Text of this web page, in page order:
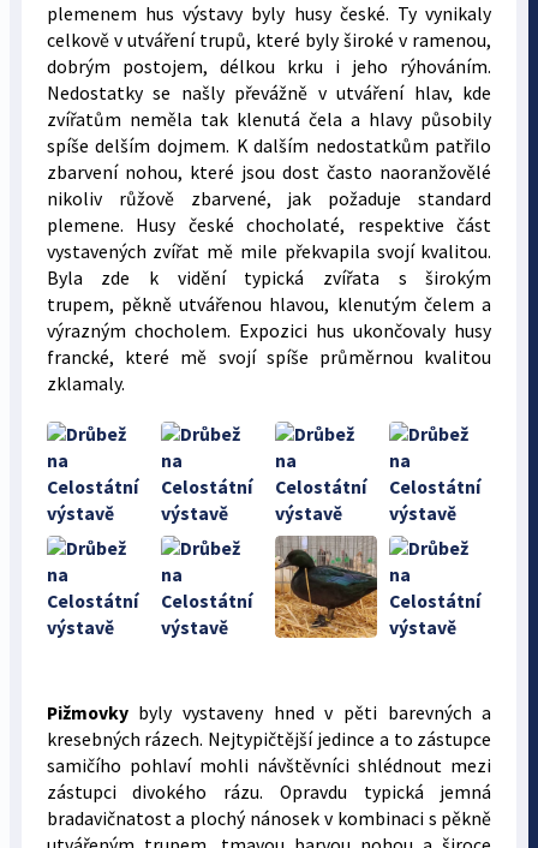
plemenem hus výstavy byly husy české. Ty vynikaly
celkově v utváření trupů, které byly široké v ramenou,
dobrým postojem, délkou krku i jeho rýhováním.
Nedostatky se našly převážně v utváření hlav, kde
zvířatům neměla tak klenutá čela a hlavy působily
spíše delším dojmem. K dalším nedostatkům patřilo
zbarvení nohou, které jsou dost často naoranžovělé
nikoliv růžově zbarvené, jak požaduje standard
plemene. Husy české chocholaté, respektive část
vystavených zvířat mě mile překvapila svojí kvalitou.
Byla zde k vidění typická zvířata s širokým
trupem, pěkně utvářenou hlavou, klenutým čelem a
výrazným chocholem. Expozici hus ukončovaly husy
francké, které mě svojí spíše průměrnou kvalitou
zklamaly.
Pižmovkybyly vystaveny hned v pěti barevných a
kresebných rázech. Nejtypičtější jedince a to zástupce
samičího pohlaví mohli návštěvníci shlédnout mezi
zástupci divokého rázu. Opravdu typická jemná
bradavičnatost a plochý nánosek v kombinaci s pěkně